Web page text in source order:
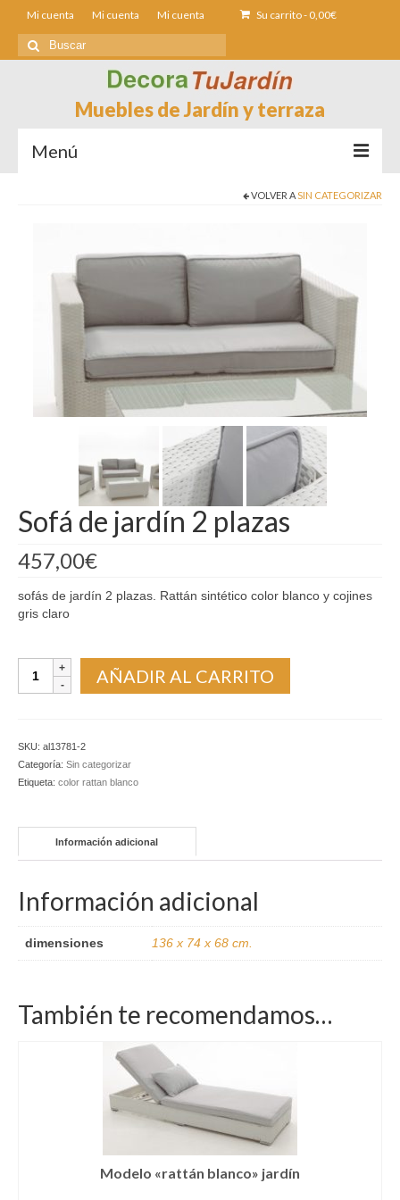
Mi cuenta Mi cuenta Mi cuenta Su carrito- 0,00€
Buscar
por:
Muebles de Jardín y terraza
Menú
Mesas de jardín
Tumbonas
Contacto
Madrid
Barcelona
VOLVER ASIN CATEGORIZAR
Sofá de jardín 2 plazas
457,00€
sofás de jardín 2 plazas. Rattán sintético color blanco y cojines
gris claro
AÑADIR AL CARRITO
SKU: al13781-2
Categoría: Sin categorizar
Etiqueta: color rattan blanco
Información adicional
Información adicional
dimensiones 136 x 74 x 68 cm.
También te recomendamos…
Modelo «rattán blanco» jardín